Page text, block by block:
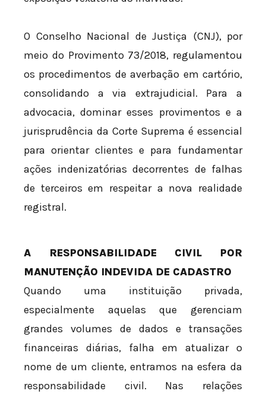
O Conselho Nacional de Justiça (CNJ), por
meio do Provimento 73/2018, regulamentou
os procedimentos de averbação em cartório,
consolidando a via extrajudicial. Para a
advocacia, dominar esses provimentos e a
jurisprudência da Corte Suprema é essencial
para orientar clientes e para fundamentar
ações indenizatórias decorrentes de falhas
de terceiros em respeitar a nova realidade
registral.
A RESPONSABILIDADE CIVIL POR
MANUTENÇÃO INDEVIDA DE CADASTRO
Quando uma instituição privada,
especialmente aquelas que gerenciam
grandes volumes de dados e transações
financeiras diárias, falha em atualizar o
nome de um cliente, entramos na esfera da
responsabilidade civil. Nas relações